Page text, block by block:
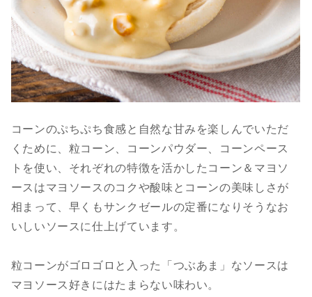
コーンのぷちぷち食感と自然な甘みを楽しんでいただ
くために、粒コーン、コーンパウダー、コーンペース
トを使い、それぞれの特徴を活かしたコーン＆マヨソ
ースはマヨソースのコクや酸味とコーンの美味しさが
相まって、早くもサンクゼールの定番になりそうなお
いしいソースに仕上げています。
粒コーンがゴロゴロと入った「つぶあま」なソースは
マヨソース好きにはたまらない味わい。